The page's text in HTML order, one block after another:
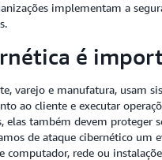
implementam a
é
varejo e manufatura, usam
ao cliente e executar
também devem proteger
de ataque cibernético um
rede ou